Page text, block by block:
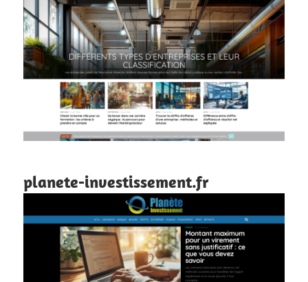
planete-investissement.fr